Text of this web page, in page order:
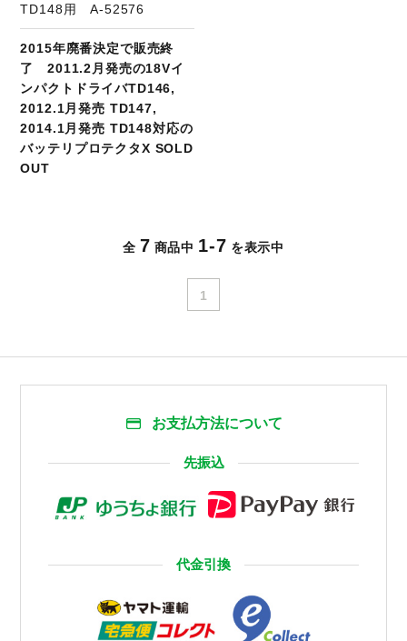
TD148用 A-52576
2015年廃番決定で販売終
了 2011.2月発売の18Vイ
ンパクトドライバTD146,
2012.1月発売 TD147,
2014.1月発売 TD148対応の
バッテリプロテクタX SOLD
OUT
全 7 商品中 1-7 を表示中
1
お支払方法について
先振込
代金引換